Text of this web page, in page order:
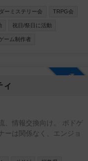
ーミステリー会 TRPG会
祝日/祭日に活動
ーム制作者
、情報交換向け。 ボドゲ
ーは関係なく、エンジョ